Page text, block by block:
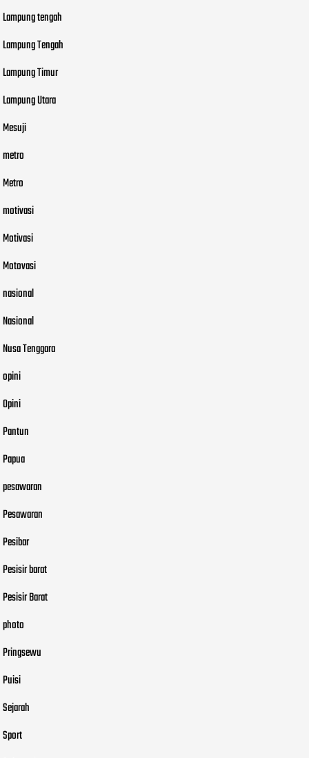
Lampung tengah
Lampung Tengah
Lampung Timur
Lampung Utara
Mesuji
metro
Metro
motivasi
Motivasi
Motovasi
nasional
Nasional
Nusa Tenggara
opini
Opini
Pantun
Papua
pesawaran
Pesawaran
Pesibar
Pesisir barat
Pesisir Barat
photo
Pringsewu
Puisi
Sejarah
Sport